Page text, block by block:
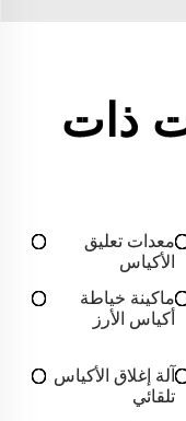
ذات
معدات تعليق
الأكياس
ماكينة خياطة
أكياس الأرز
آلة إغلاق الأكياس
تلقائي